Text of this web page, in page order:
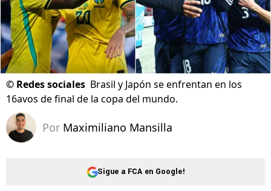
© Redes sociales Brasil y Japón se enfrentan en los
16avos de final de la copa del mundo.
Por Maximiliano Mansilla
Sigue a FCA en Google!